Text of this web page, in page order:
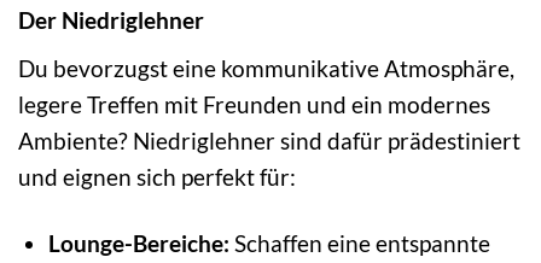
Der Niedriglehner
Du bevorzugst eine kommunikative Atmosphäre,
legere Treffen mit Freunden und ein modernes
Ambiente? Niedriglehner sind dafür prädestiniert
und eignen sich perfekt für:
Lounge-Bereiche: Schaffen eine entspannte